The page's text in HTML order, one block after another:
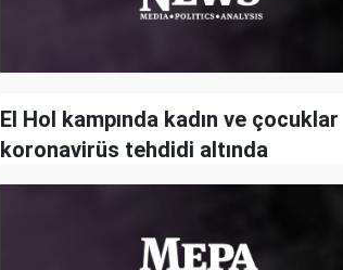
El Hol kampında kadın ve çocuklar
koronavirüs tehdidi altında